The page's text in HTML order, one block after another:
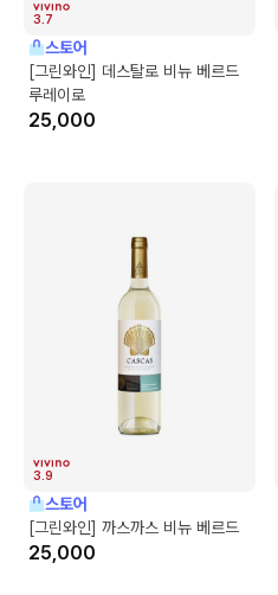
3.7
스토어
[그린와인] 데스탈로 비뉴 베르드
루레이로
25,000
3.9
스토어
[그린와인] 까스까스 비뉴 베르드
25,000